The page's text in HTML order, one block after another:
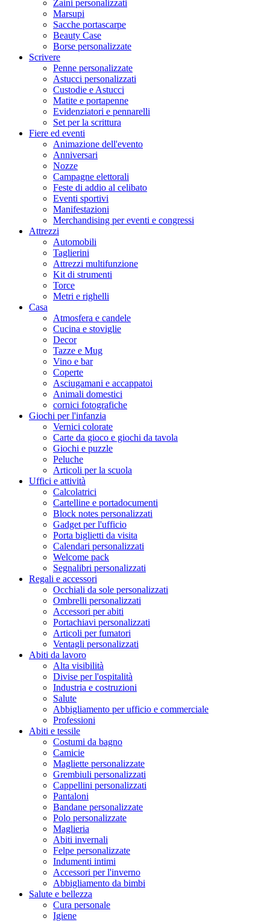
Zaini personalizzati
Marsupi
Sacche portascarpe
Beauty Case
Borse personalizzate
Scrivere
Penne personalizzate
Astucci personalizzati
Custodie e Astucci
Matite e portapenne
Evidenziatori e pennarelli
Set per la scrittura
Fiere ed eventi
Animazione dell'evento
Anniversari
Nozze
Campagne elettorali
Feste di addio al celibato
Eventi sportivi
Manifestazioni
Merchandising per eventi e congressi
Attrezzi
Automobili
Taglierini
Attrezzi multifunzione
Kit di strumenti
Torce
Metri e righelli
Casa
Atmosfera e candele
Cucina e stoviglie
Decor
Tazze e Mug
Vino e bar
Coperte
Asciugamani e accappatoi
Animali domestici
cornici fotografiche
Giochi per l'infanzia
Vernici colorate
Carte da gioco e giochi da tavola
Giochi e puzzle
Peluche
Articoli per la scuola
Uffici e attività
Calcolatrici
Cartelline e portadocumenti
Block notes personalizzati
Gadget per l'ufficio
Porta biglietti da visita
Calendari personalizzati
Welcome pack
Segnalibri personalizzati
Regali e accessori
Occhiali da sole personalizzati
Ombrelli personalizzati
Accessori per abiti
Portachiavi personalizzati
Articoli per fumatori
Ventagli personalizzati
Abiti da lavoro
Alta visibilità
Divise per l'ospitalità
Industria e costruzioni
Salute
Abbigliamento per ufficio e commerciale
Professioni
Abiti e tessile
Costumi da bagno
Camicie
Magliette personalizzate
Grembiuli personalizzati
Cappellini personalizzati
Pantaloni
Bandane personalizzate
Polo personalizzate
Maglieria
Abiti invernali
Felpe personalizzate
Indumenti intimi
Accessori per l'inverno
Abbigliamento da bimbi
Salute e bellezza
Cura personale
Igiene